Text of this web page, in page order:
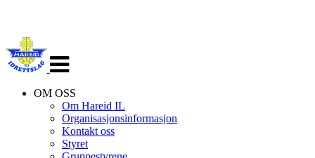
navigasjon
OM OSS
Om Hareid IL
Organisasjonsinformasjon
Kontakt oss
Styret